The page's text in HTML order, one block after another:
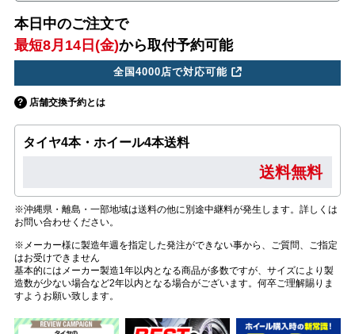
本日中のご注文で
最短8月14日(金)から取付予約可能
全国4000店で対応可能
店舗交換予約とは
タイヤ4本・ホイール4本送料
送料無料
※沖縄県・離島・一部地域は送料の他に別途中継料が発生します。詳しくは
お問い合わせください。
※メーカー様に製造年週を指定した発注ができない事から、ご質問、ご指定
はお受けできません
基本的にはメーカー製造1年以内となる商品が多数ですが、サイズにより製
造数が少ない場合など2年以内となる場合がございます。何卒ご理解賜りま
すようお願い致します。